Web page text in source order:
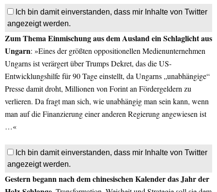
Ich bin damit einverstanden, dass mir Inhalte von Twitter
angezeigt werden.
Zum Thema Einmischung aus dem Ausland ein Schlaglicht aus
Ungarn: »Eines der größten oppositionellen Medienunternehmen
Ungarns ist verärgert über Trumps Dekret, das die US-
Entwicklungshilfe für 90 Tage einstellt, da Ungarns „unabhängige“
Presse damit droht, Millionen von Forint an Fördergeldern zu
verlieren. Da fragt man sich, wie unabhängig man sein kann, wenn
man auf die Finanzierung einer anderen Regierung angewiesen ist
…«
Ich bin damit einverstanden, dass mir Inhalte von Twitter
angezeigt werden.
Gestern begann nach dem chinesischen Kalender das Jahr der